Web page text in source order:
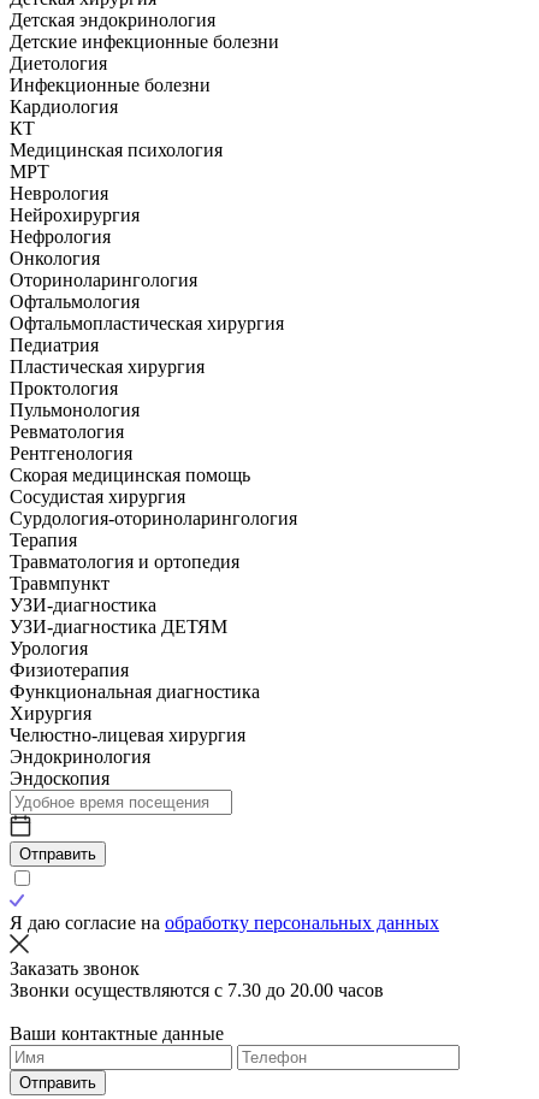
Детская эндокринология
Детские инфекционные болезни
Диетология
Инфекционные болезни
Кардиология
КТ
Медицинская психология
МРТ
Неврология
Нейрохирургия
Нефрология
Онкология
Оториноларингология
Офтальмология
Офтальмопластическая хирургия
Педиатрия
Пластическая хирургия
Проктология
Пульмонология
Ревматология
Рентгенология
Скорая медицинская помощь
Сосудистая хирургия
Сурдология-оториноларингология
Терапия
Травматология и ортопедия
Травмпункт
УЗИ-диагностика
УЗИ-диагностика ДЕТЯМ
Урология
Физиотерапия
Функциональная диагностика
Хирургия
Челюстно-лицевая хирургия
Эндокринология
Эндоскопия
Отправить
Я даю согласие на обработку персональных данных
Заказать звонок
Звонки осуществляются с 7.30 до 20.00 часов
Ваши контактные данные
Отправить